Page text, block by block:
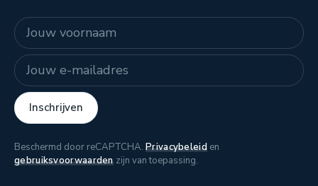
Naam
E-mailadres
Inschrijven
Beschermd door reCAPTCHA. Privacybeleiden
gebruiksvoorwaardenzijn van toepassing.